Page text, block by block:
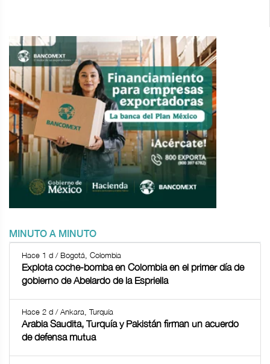
MINUTO A MINUTO
Hace 1 d / Bogotá, Colombia
Explota coche-bomba en Colombia en el primer día de
gobierno de Abelardo de la Espriella
Hace 2 d / Ankara, Turquía
Arabia Saudita, Turquía y Pakistán firman un acuerdo
de defensa mutua